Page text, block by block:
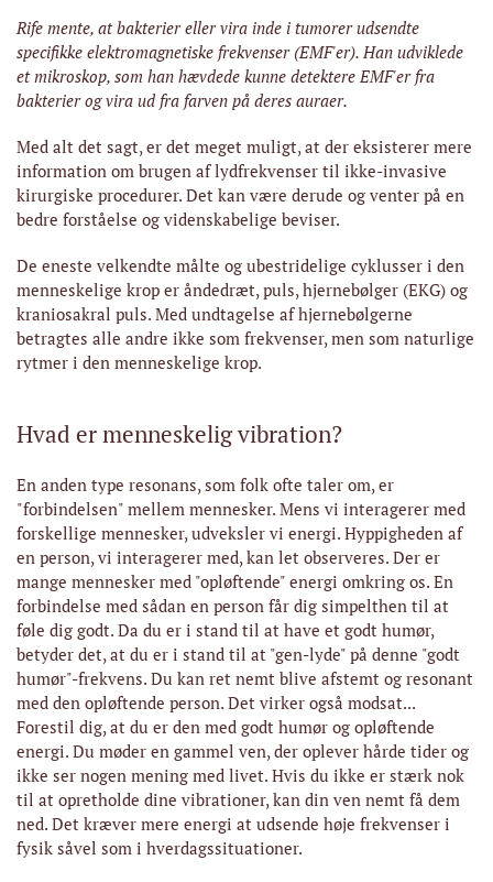
Rife mente, at bakterier eller vira inde i tumorer udsendte
specifikke elektromagnetiske frekvenser (EMF'er). Han udviklede
et mikroskop, som han hævdede kunne detektere EMF'er fra
bakterier og vira ud fra farven på deres auraer.
Med alt det sagt, er det meget muligt, at der eksisterer mere
information om brugen af ​​lydfrekvenser til ikke-invasive
kirurgiske procedurer. Det kan være derude og venter på en
bedre forståelse og videnskabelige beviser.
De eneste velkendte målte og ubestridelige cyklusser i den
menneskelige krop er åndedræt, puls, hjernebølger (EKG) og
kraniosakral puls. Med undtagelse af hjernebølgerne
betragtes alle andre ikke som frekvenser, men som naturlige
rytmer i den menneskelige krop.
Hvad er menneskelig vibration?
En anden type resonans, som folk ofte taler om, er
"forbindelsen" mellem mennesker. Mens vi interagerer med
forskellige mennesker, udveksler vi energi. Hyppigheden af ​​
en person, vi interagerer med, kan let observeres. Der er
mange mennesker med "opløftende" energi omkring os. En
forbindelse med sådan en person får dig simpelthen til at
føle dig godt. Da du er i stand til at have et godt humør,
betyder det, at du er i stand til at "gen-lyde" på denne "godt
humør"-frekvens. Du kan ret nemt blive afstemt og resonant
med den opløftende person. Det virker også modsat...
Forestil dig, at du er den med godt humør og opløftende
energi. Du møder en gammel ven, der oplever hårde tider og
ikke ser nogen mening med livet. Hvis du ikke er stærk nok
til at opretholde dine vibrationer, kan din ven nemt få dem
ned. Det kræver mere energi at udsende høje frekvenser i
fysik såvel som i hverdagssituationer.